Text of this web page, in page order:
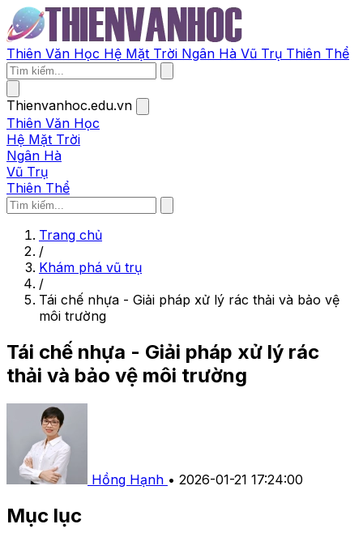
Thiên Văn Học Hệ Mặt Trời Ngân Hà Vũ Trụ Thiên Thể
Thienvanhoc.edu.vn
Thiên Văn Học
Hệ Mặt Trời
Ngân Hà
Vũ Trụ
Thiên Thể
Trang chủ
/
Khám phá vũ trụ
/
Tái chế nhựa - Giải pháp xử lý rác thải và bảo vệ
môi trường
Tái chế nhựa - Giải pháp xử lý rác
thải và bảo vệ môi trường
Hồng Hạnh • 2026-01-21 17:24:00
Mục lục